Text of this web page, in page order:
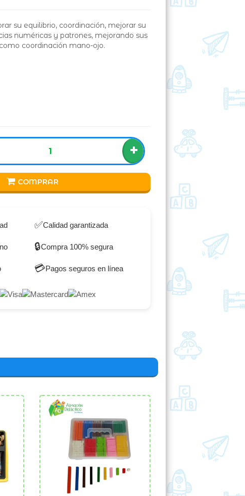
su equilibrio, coordinación, mejorar su
numéricas y patrones, mejorando sus
coordinación mano-ojo.
+
COMPRAR
✅Calidad garantizada
🔒Compra 100% segura
💳Pagos seguros en línea